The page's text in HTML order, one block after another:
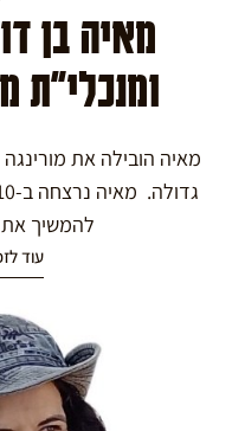
מאיה בן
ומנכלי"ת
מאיה הובילה את
להמשיך את
עוד